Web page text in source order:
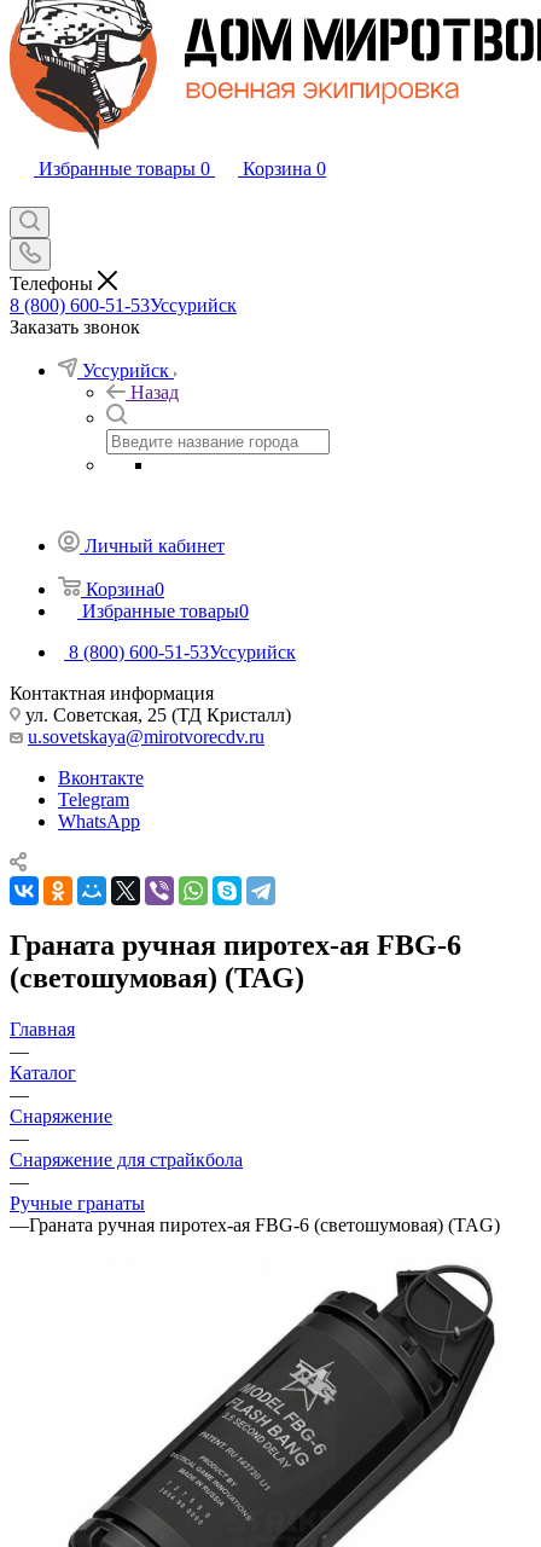
Избранные товары 0 Корзина 0
Телефоны
8 (800) 600-51-53Уссурийск
Заказать звонок
Уссурийск
Назад
Личный кабинет
Корзина0
Избранные товары0
8 (800) 600-51-53Уссурийск
Контактная информация
ул. Советская, 25 (ТД Кристалл)
u.sovetskaya@mirotvorecdv.ru
Вконтакте
Telegram
WhatsApp
Граната ручная пиротех-ая FBG-6
(светошумовая) (TAG)
Главная
—
Каталог
—
Снаряжение
—
Снаряжение для страйкбола
—
Ручные гранаты
—Граната ручная пиротех-ая FBG-6 (светошумовая) (TAG)